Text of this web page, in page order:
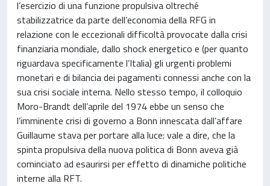
l’esercizio di una funzione propulsiva oltreché
stabilizzatrice da parte dell’economia della RFG in
relazione con le eccezionali difficoltà provocate dalla crisi
finanziaria mondiale, dallo shock energetico e (per quanto
riguardava specificamente l’Italia) gli urgenti problemi
monetari e di bilancia dei pagamenti connessi anche con la
sua crisi sociale interna. Nello stesso tempo, il colloquio
Moro-Brandt dell’aprile del 1974 ebbe un senso che
l’imminente crisi di governo a Bonn innescata dall’affare
Guillaume stava per portare alla luce: vale a dire, che la
spinta propulsiva della nuova politica di Bonn aveva già
cominciato ad esaurirsi per effetto di dinamiche politiche
interne alla RFT.